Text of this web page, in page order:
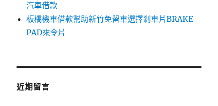
汽車借款
板橋機車借款幫助新竹免留車選擇剎車片BRAKE
PAD來令片
近期留言